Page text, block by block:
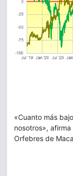
«Cuanto más
nosotros»,
Orfebres de